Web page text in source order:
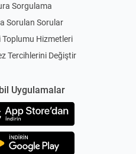
Sorgulama
Sorulan Sorular
Toplumu Hizmetleri
Tercihlerini Değiştir
Uygulamalar